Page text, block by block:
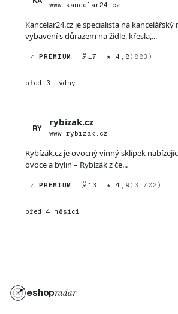
www.kancelar24.cz
Kancelar24.cz je specialista na kancelářský
vybavení s důrazem na židle, křesla,...
✓ PREMIUM 17 ★ 4,8(883)
před 3 týdny
RY
rybizak.cz
www.rybizak.cz
Rybízák.cz je ovocný vinný sklípek
ovoce a bylin – Rybízák z če...
✓ PREMIUM 13 ★ 4,9(3 702)
před 4 měsíci
eshopradar